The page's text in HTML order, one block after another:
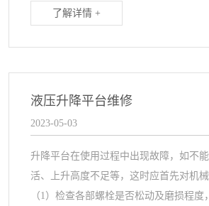
了解详情 +
液压升降平台维修
2023-05-03
升降平台在使用过程中出现故障，如不
活、上升高度不足等，这时应首先对机械
（1）检查各部螺栓是否松动及磨损程